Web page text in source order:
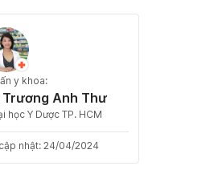
y khoa:
Anh Thư
học Y Dược TP. HCM
nhật: 24/04/2024